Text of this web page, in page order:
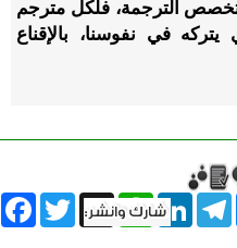
تخصص الترجمة، فلكل مترجم
يتركه في نفوسنا، بالإقناع
Twitter X
WhatsAppLinkedInTelegram